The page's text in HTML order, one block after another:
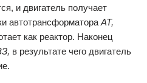
и двигатель получает
автотрансформатора AT,
как реактор. Наконец
в результате чего двигатель